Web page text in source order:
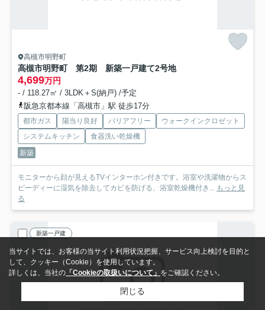
高槻市明野町
高槻市明野町 第2期 新築一戸建て2号地
4,699万円
- / 118.27㎡ / 3LDK＋S(納戸) /予定
阪急京都本線「高槻市」駅 徒歩17分
都市ガス 陽当り良好 バリアフリー
ウォークインクロゼット
システムキッチン
食器洗い乾燥機
新築
モニターから顔が見えるTVインターホン付きです。浴室や洗濯物からス
ピーディーに湿気を除去してカビを防げる、浴室乾燥機付き... もっと見
る
新築一戸建
当サイトでは、お客様の当サイト利用状況把握、サービス向上検討を目的と
して、クッキー（Cookie）を使用しています。
詳しくは、当社の 「Cookieの取扱いについて」 をご確認ください。
閉じる